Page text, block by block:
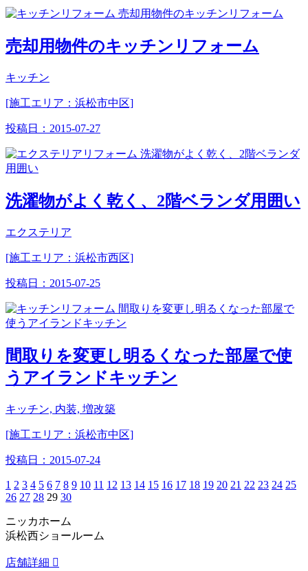
売却用物件のキッチンリフォーム
キッチン
[施工エリア：浜松市中区]
投稿日： 2015-07-27
洗濯物がよく乾く、2階ベランダ用囲い
エクステリア
[施工エリア：浜松市西区]
投稿日： 2015-07-25
間取りを変更し明るくなった部屋で使
うアイランドキッチン
キッチン, 内装, 増改築
[施工エリア：浜松市中区]
投稿日： 2015-07-24
1 2 3 4 5 6 7 8 9 10 11 12 13 14 15 16 17 18 19 20 21 22 23 24 25
26 27 28 29 30
ニッカホーム
浜松西ショールーム
店舗詳細